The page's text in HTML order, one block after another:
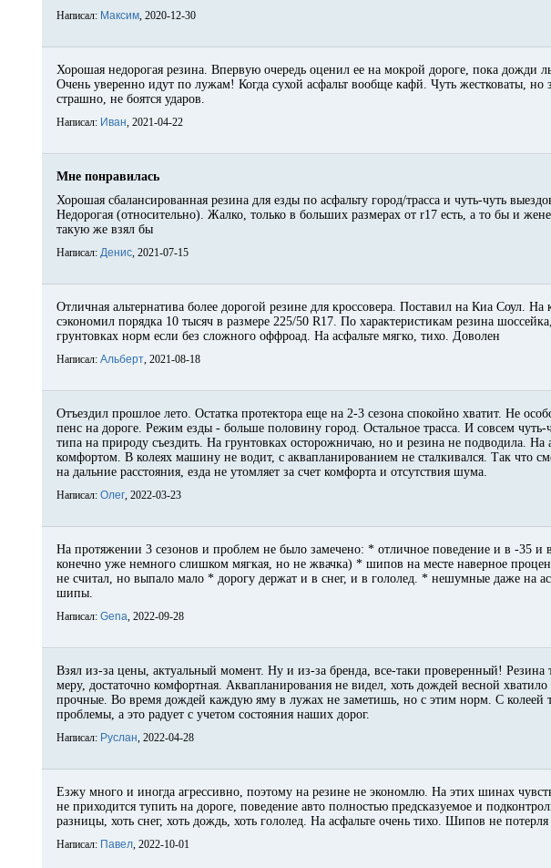
Написал: Максим, 2020-12-30
Хорошая недорогая резина. Впервую очередь оценил ее на мокрой дороге, пока дожди
Очень уверенно идут по лужам! Когда сухой асфальт вообще кафй. Чуть жестковаты, но
страшно, не боятся ударов.
Написал: Иван, 2021-04-22
Мне понравилась
Хорошая сбалансированная резина для езды по асфальту город/трасса и чуть-чуть
Недорогая (относительно). Жалко, только в больших размерах от r17 есть, а то бы и
такую же взял бы
Написал: Денис, 2021-07-15
Отличная альтернатива более дорогой резине для кроссовера. Поставил на Киа Соул. На
сэкономил порядка 10 тысяч в размере 225/50 R17. По характеристикам резина
грунтовках норм если без сложного оффроад. На асфальте мягко, тихо. Доволен
Написал: Альберт, 2021-08-18
Отъездил прошлое лето. Остатка протектора еще на 2-3 сезона спокойно хватит. Не
пенс на дороге. Режим езды - больше половину город. Остальное трасса. И совсем чуть-
типа на природу съездить. На грунтовках осторожничаю, но и резина не подводила. На
комфортом. В колеях машину не водит, с аквапланированием не сталкивался. Так что
на дальние расстояния, езда не утомляет за счет комфорта и отсутствия шума.
Написал: Олег, 2022-03-23
На протяжении 3 сезонов и проблем не было замечено: * отличное поведение и в -35 и
конечно уже немного слишком мягкая, но не жвачка) * шипов на месте наверное
не считал, но выпало мало * дорогу держат и в снег, и в гололед. * нешумные даже на
шипы.
Написал: Gena, 2022-09-28
Взял из-за цены, актуальный момент. Ну и из-за бренда, все-таки проверенный! Резина
меру, достаточно комфортная. Аквапланирования не видел, хоть дождей весной
прочные. Во время дождей каждую яму в лужах не заметишь, но с этим норм. С колеей
проблемы, а это радует с учетом состояния наших дорог.
Написал: Руслан, 2022-04-28
Езжу много и иногда агрессивно, поэтому на резине не экономлю. На этих шинах
не приходится тупить на дороге, поведение авто полностью предсказуемое и
разницы, хоть снег, хоть дождь, хоть гололед. На асфальте очень тихо. Шипов не
Написал: Павел, 2022-10-01